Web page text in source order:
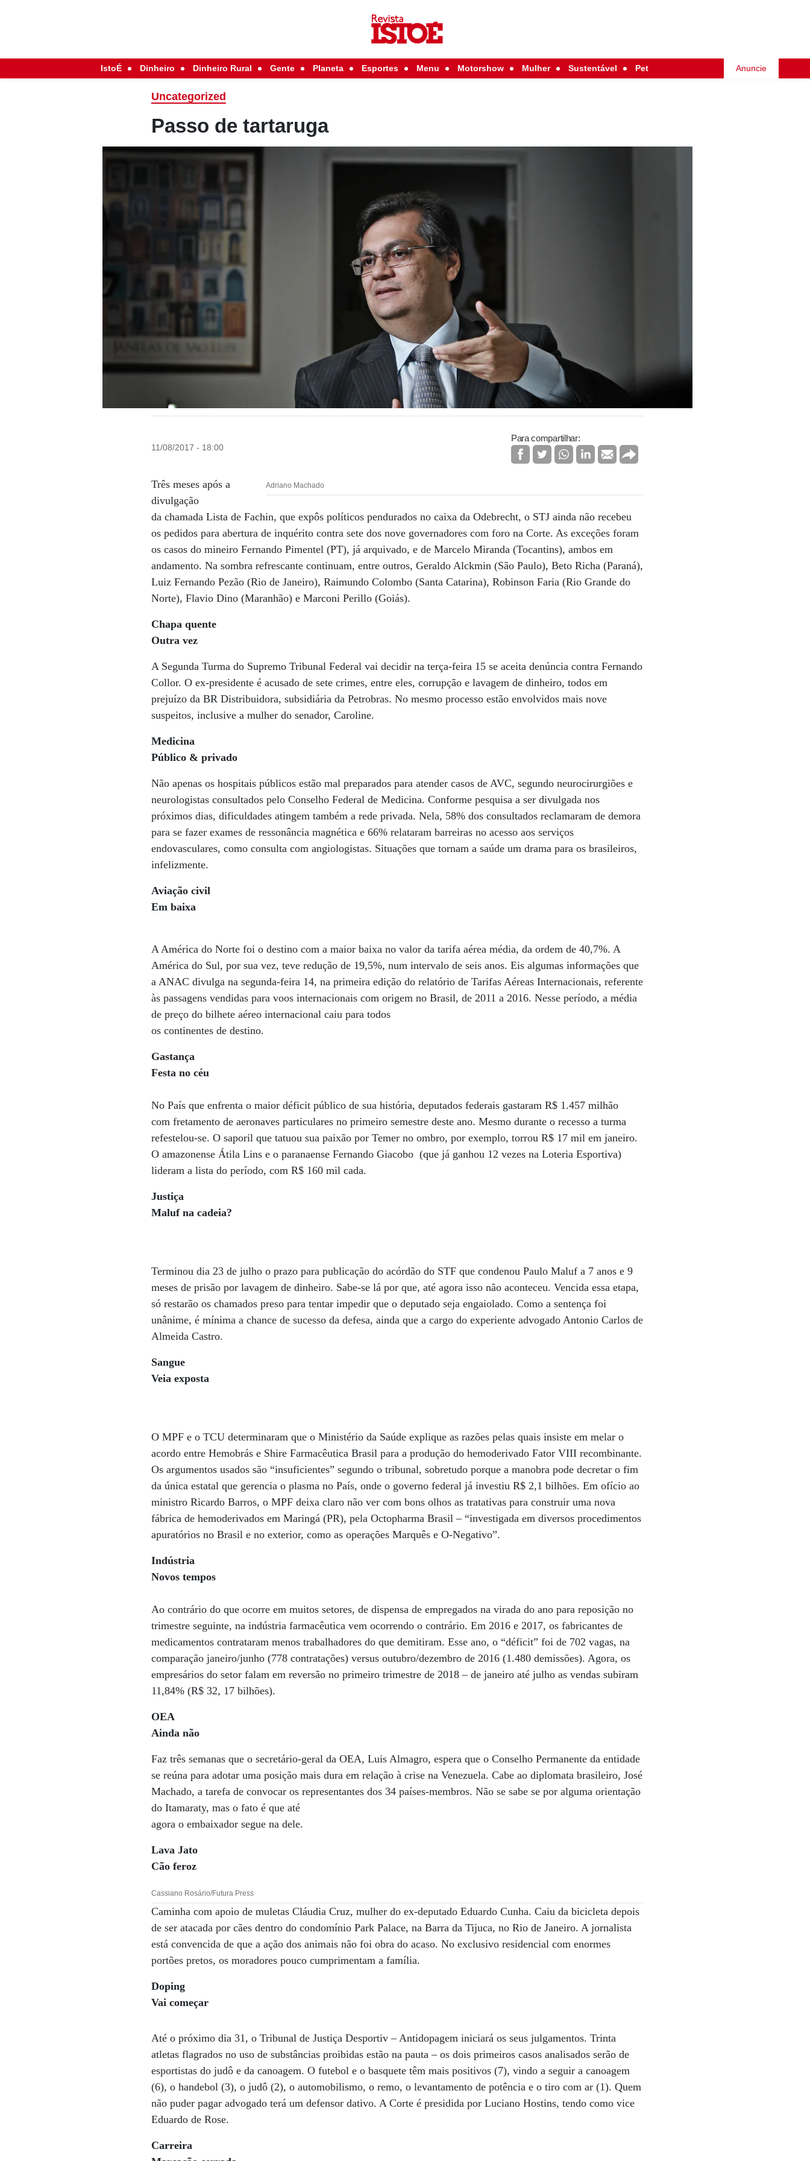
IstoÉ Dinheiro Dinheiro Rural Gente Planeta Esportes Menu Motorshow Mulher Sustentável Pet Anuncie
Uncategorized
Passo de tartaruga
11/08/2017 - 18:00
Para compartilhar:
Adriano Machado
Três meses após a
divulgação
da chamada Lista de Fachin, que expôs políticos pendurados no caixa da Odebrecht, o STJ ainda não recebeu
os pedidos para abertura de inquérito contra sete dos nove governadores com foro na Corte. As exceções foram
os casos do mineiro Fernando Pimentel (PT), já arquivado, e de Marcelo Miranda (Tocantins), ambos em
andamento. Na sombra refrescante continuam, entre outros, Geraldo Alckmin (São Paulo), Beto Richa (Paraná),
Luiz Fernando Pezão (Rio de Janeiro), Raimundo Colombo (Santa Catarina), Robinson Faria (Rio Grande do
Norte), Flavio Dino (Maranhão) e Marconi Perillo (Goiás).
Chapa quente
Outra vez
A Segunda Turma do Supremo Tribunal Federal vai decidir na terça-feira 15 se aceita denúncia contra Fernando
Collor. O ex-presidente é acusado de sete crimes, entre eles, corrupção e lavagem de dinheiro, todos em
prejuízo da BR Distribuidora, subsidiária da Petrobras. No mesmo processo estão envolvidos mais nove
suspeitos, inclusive a mulher do senador, Caroline.
Medicina
Público &privado
Não apenas os hospitais públicos estão mal preparados para atender casos de AVC, segundo neurocirurgiões e
neurologistas consultados pelo Conselho Federal de Medicina. Conforme pesquisa a ser divulgada nos
próximos dias, dificuldades atingem também a rede privada. Nela, 58% dos consultados reclamaram de demora
para se fazer exames de ressonância magnética e 66% relataram barreiras no acesso aos serviços
endovasculares, como consulta com angiologistas. Situações que tornam a saúde um drama para os brasileiros,
infelizmente.
Aviação civil
Em baixa
A América do Norte foi o destino com a maior baixa no valor da tarifa aérea média, da ordem de 40,7%. A
América do Sul, por sua vez, teve redução de 19,5%, num intervalo de seis anos. Eis algumas informações que
a ANAC divulga na segunda-feira 14, na primeira edição do relatório de Tarifas Aéreas Internacionais, referente
às passagens vendidas para voos internacionais com origem no Brasil, de 2011 a 2016. Nesse período, a média
de preço do bilhete aéreo internacional caiu para todos
os continentes de destino.
Gastança
Festa no céu
No País que enfrenta o maior déficit público de sua história, deputados federais gastaram R$ 1.457 milhão
com fretamento de aeronaves particulares no primeiro semestre deste ano. Mesmo durante o recesso a turma
refestelou-se. O saporil que tatuou sua paixão por Temer no ombro, por exemplo, torrou R$ 17 mil em janeiro.
O amazonense Átila Lins e o paranaense Fernando Giacobo (que já ganhou 12 vezes na Loteria Esportiva)
lideram a lista do período, com R$ 160 mil cada.
Justiça
Maluf na cadeia?
Terminou dia 23 de julho o prazo para publicação do acórdão do STF que condenou Paulo Maluf a 7 anos e 9
meses de prisão por lavagem de dinheiro. Sabe-se lá por que, até agora isso não aconteceu. Vencida essa etapa,
só restarão os chamados preso para tentar impedir que o deputado seja engaiolado. Como a sentença foi
unânime, é mínima a chance de sucesso da defesa, ainda que a cargo do experiente advogado Antonio Carlos de
Almeida Castro.
Sangue
Veia exposta
O MPF e o TCU determinaram que o Ministério da Saúde explique as razões pelas quais insiste em melar o
acordo entre Hemobrás e Shire Farmacêutica Brasil para a produção do hemoderivado Fator VIII recombinante.
Os argumentos usados são “insuficientes” segundo o tribunal, sobretudo porque a manobra pode decretar o fim
da única estatal que gerencia o plasma no País, onde o governo federal já investiu R$ 2,1 bilhões. Em ofício ao
ministro Ricardo Barros, o MPF deixa claro não ver com bons olhos as tratativas para construir uma nova
fábrica de hemoderivados em Maringá (PR), pela Octopharma Brasil – “investigada em diversos procedimentos
apuratórios no Brasil e no exterior, como as operações Marquês e O-Negativo”.
Indústria
Novos tempos
Ao contrário do que ocorre em muitos setores, de dispensa de empregados na virada do ano para reposição no
trimestre seguinte, na indústria farmacêutica vem ocorrendo o contrário. Em 2016 e 2017, os fabricantes de
medicamentos contrataram menos trabalhadores do que demitiram. Esse ano, o “déficit” foi de 702 vagas, na
comparação janeiro/junho (778 contratações) versus outubro/dezembro de 2016 (1.480 demissões). Agora, os
empresários do setor falam em reversão no primeiro trimestre de 2018 – de janeiro até julho as vendas subiram
11,84% (R$ 32, 17 bilhões).
OEA
Ainda não
Faz três semanas que o secretário-geral da OEA, Luis Almagro, espera que o Conselho Permanente da entidade
se reúna para adotar uma posição mais dura em relação à crise na Venezuela. Cabe ao diplomata brasileiro, José
Machado, a tarefa de convocar os representantes dos 34 países-membros. Não se sabe se por alguma orientação
do Itamaraty, mas o fato é que até
agora o embaixador segue na dele.
Lava Jato
Cão feroz
Cassiano Rosário/Futura Press
Caminha com apoio de muletas Cláudia Cruz, mulher do ex-deputado Eduardo Cunha. Caiu da bicicleta depois
de ser atacada por cães dentro do condomínio Park Palace, na Barra da Tijuca, no Rio de Janeiro. A jornalista
está convencida de que a ação dos animais não foi obra do acaso. No exclusivo residencial com enormes
portões pretos, os moradores pouco cumprimentam a família.
Doping
Vai começar
Até o próximo dia 31, o Tribunal de Justiça Desportiv – Antidopagem iniciará os seus julgamentos. Trinta
atletas flagrados no uso de substâncias proibidas estão na pauta – os dois primeiros casos analisados serão de
esportistas do judô e da canoagem. O futebol e o basquete têm mais positivos (7), vindo a seguir a canoagem
(6), o handebol (3), o judô (2), o automobilismo, o remo, o levantamento de potência e o tiro com ar (1). Quem
não puder pagar advogado terá um defensor dativo. A Corte é presidida por Luciano Hostins, tendo como vice
Eduardo de Rose.
Carreira